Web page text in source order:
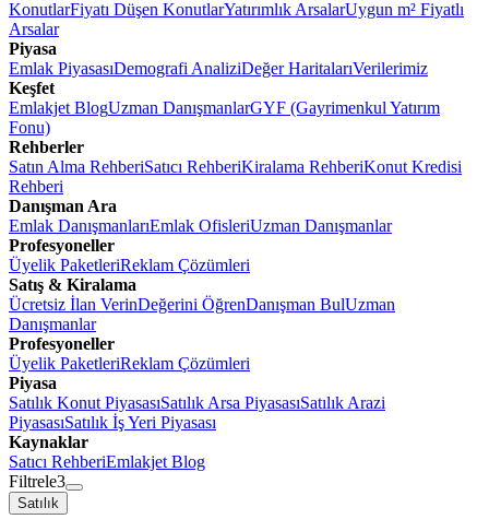
KonutlarFiyatı Düşen KonutlarYatırımlık ArsalarUygun m² Fiyatlı
Arsalar
Piyasa
Emlak PiyasasıDemografi AnaliziDeğer HaritalarıVerilerimiz
Keşfet
Emlakjet BlogUzman DanışmanlarGYF (Gayrimenkul Yatırım
Fonu)
Rehberler
Satın Alma RehberiSatıcı RehberiKiralama RehberiKonut Kredisi
Rehberi
Danışman Ara
Emlak DanışmanlarıEmlak OfisleriUzman Danışmanlar
Profesyoneller
Üyelik PaketleriReklam Çözümleri
Satış & Kiralama
Ücretsiz İlan VerinDeğerini ÖğrenDanışman BulUzman
Danışmanlar
Profesyoneller
Üyelik PaketleriReklam Çözümleri
Piyasa
Satılık Konut PiyasasıSatılık Arsa PiyasasıSatılık Arazi
PiyasasıSatılık İş Yeri Piyasası
Kaynaklar
Satıcı RehberiEmlakjet Blog
Filtrele3
Satılık